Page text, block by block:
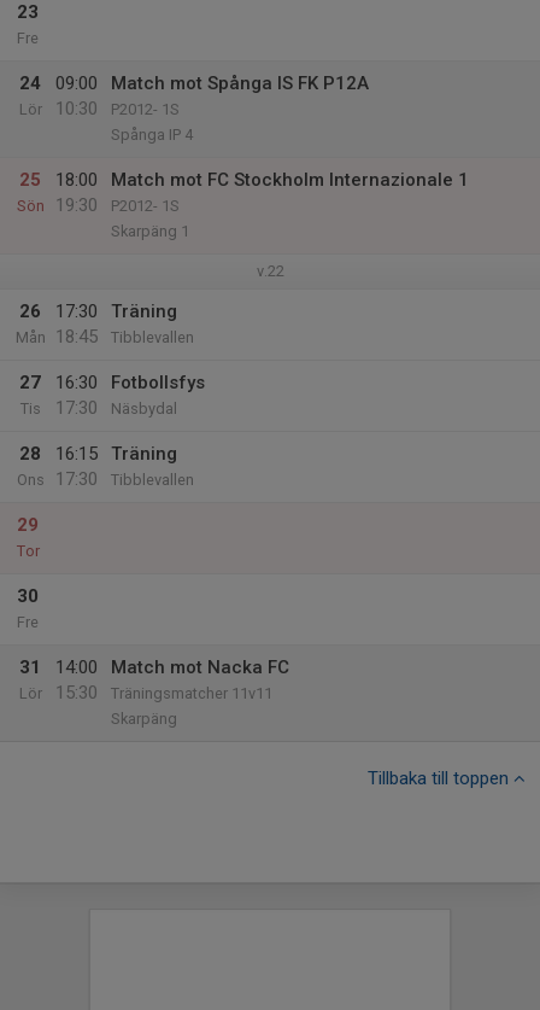
23
Fre
24
Lör
09:00
10:30
Match mot Spånga IS FK P12A
P2012- 1S
Spånga IP 4
25
Sön
18:00
19:30
Match mot FC Stockholm Internazionale 1
P2012- 1S
Skarpäng 1
v.22
26
Mån
17:30
18:45
Träning
Tibblevallen
27
Tis
16:30
17:30
Fotbollsfys
Näsbydal
28
Ons
16:15
17:30
Träning
Tibblevallen
29
Tor
30
Fre
31
Lör
14:00
15:30
Match mot Nacka FC
Träningsmatcher 11v11
Skarpäng
Tillbaka till toppen